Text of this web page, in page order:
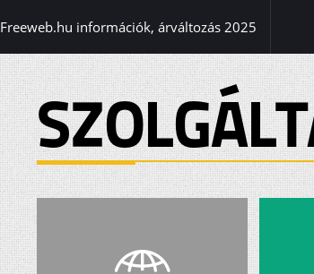
Freeweb.hu információk, árváltozás 2025